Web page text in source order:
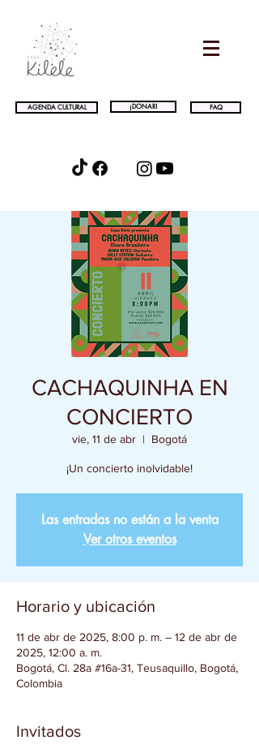
AGENDA CULTURAL ¡DONAR! FAQ
CACHAQUINHA EN
CONCIERTO
vie, 11 de abr
  |
Bogotá
¡Un concierto inolvidable!
Las entradas no están a la venta
Ver otros eventos
Horario y ubicación
11 de abr de 2025, 8:00 p. m. – 12 de abr de
2025, 12:00 a. m.
Bogotá, Cl. 28a #16a-31, Teusaquillo, Bogotá,
Colombia
Invitados